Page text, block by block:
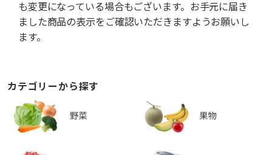
も変更になっている場合もございます。お手元に届き
ました商品の表示をご確認いただきますようお願いし
ます。
カテゴリーから探す